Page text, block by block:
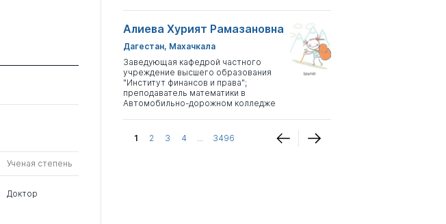
Ученая степень
Доктор
Алиева Хурият Рамазановна
Дагестан, Махачкала
Заведующая кафедрой частного
учреждение высшего образования
"Институт финансов и права";
преподаватель математики в
Автомобильно-дорожном колледже
1 2 3 4 ... 3496